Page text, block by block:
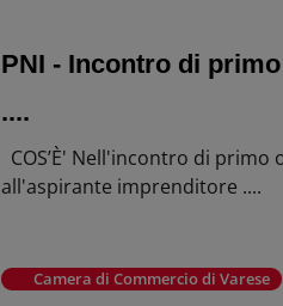
PNI - Incontro di
....
COS’È' Nell'incontro di
all'aspirante imprenditore ....
Camera di Commercio di Varese